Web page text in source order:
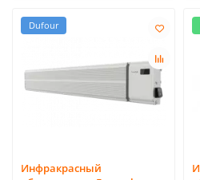
Dufour
Инфракрасный